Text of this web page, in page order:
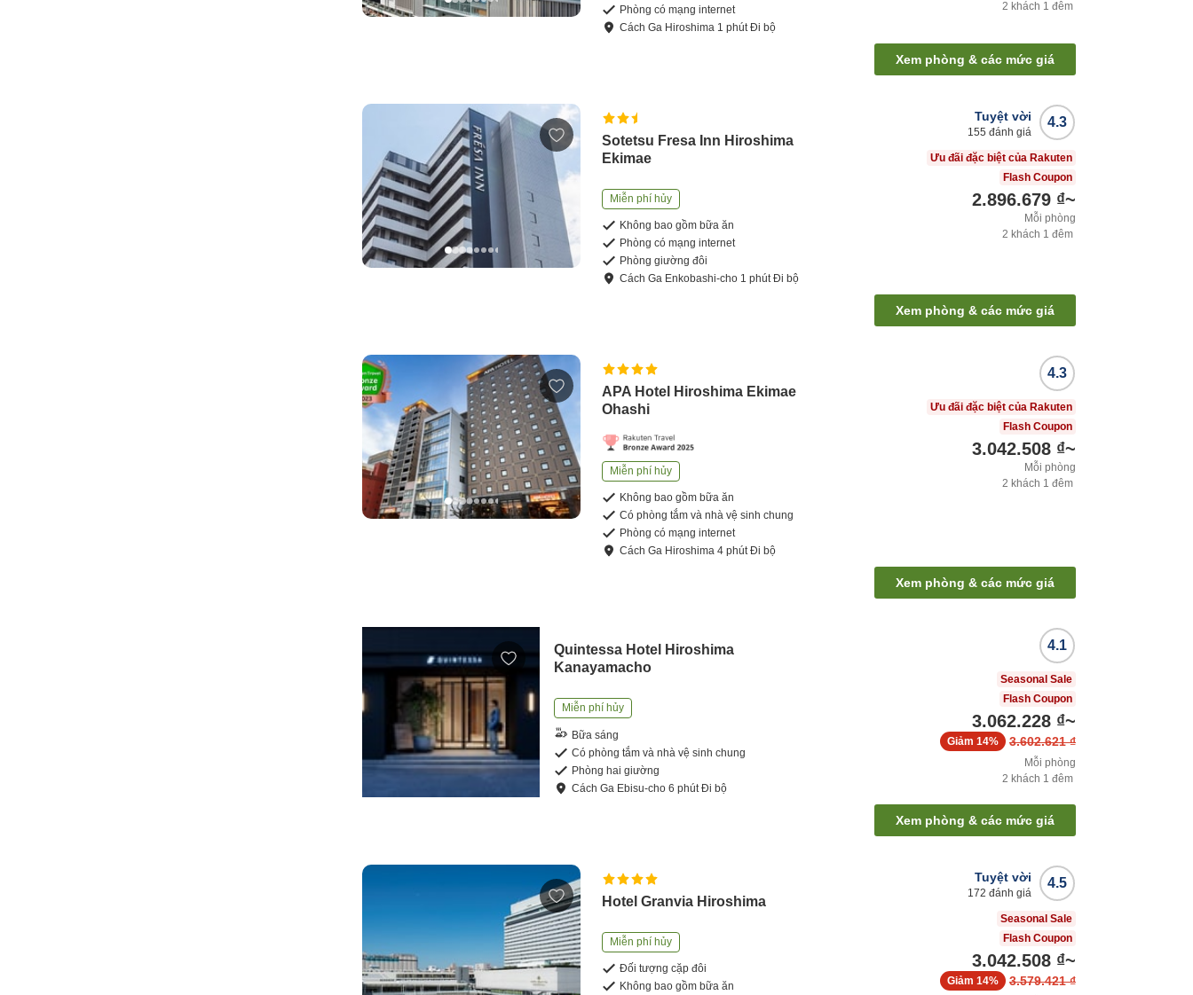
Phòng có mạng internet
CáchGa Hiroshima 1 phútĐi bộ
2 khách 1 đêm
Xem phòng & các mức giá
Sotetsu Fresa Inn Hiroshima
Ekimae
Miễn phí hủy
Không bao gồm bữa ăn
Phòng có mạng internet
Phòng giường đôi
CáchGa Enkobashi-cho 1 phútĐi bộ
4.3
Tuyệt vời
155 đánh giá
Ưu đãi đặc biệt của Rakuten
Flash Coupon
2.896.679 ₫~
Mỗi phòng
2 khách 1 đêm
Xem phòng & các mức giá
APA Hotel Hiroshima Ekimae
Ohashi
Miễn phí hủy
Không bao gồm bữa ăn
Có phòng tắm và nhà vệ sinh chung
Phòng có mạng internet
CáchGa Hiroshima 4 phútĐi bộ
4.3
Ưu đãi đặc biệt của Rakuten
Flash Coupon
3.042.508 ₫~
Mỗi phòng
2 khách 1 đêm
Xem phòng & các mức giá
Quintessa Hotel Hiroshima
Kanayamacho
Miễn phí hủy
Bữa sáng
Có phòng tắm và nhà vệ sinh chung
Phòng hai giường
CáchGa Ebisu-cho 6 phútĐi bộ
4.1
Seasonal Sale
Flash Coupon
3.062.228 ₫~
3.602.621 ₫
Giảm 14%
Mỗi phòng
2 khách 1 đêm
Xem phòng & các mức giá
Hotel Granvia Hiroshima
Miễn phí hủy
Đối tượng cặp đôi
Không bao gồm bữa ăn
4.5
Tuyệt vời
172 đánh giá
Seasonal Sale
Flash Coupon
3.042.508 ₫~
3.579.421 ₫
Giảm 14%